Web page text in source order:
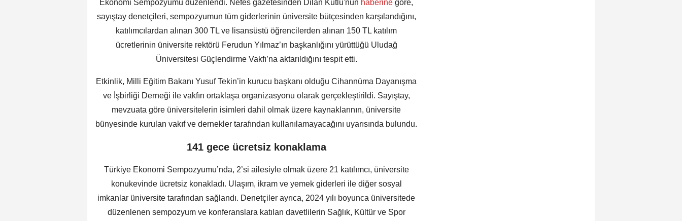
Ekonomi Sempozyumu düzenlendi. Nefes gazetesinden Dilan Kutlu'nun haberine göre,
sayıştay denetçileri, sempozyumun tüm giderlerinin üniversite bütçesinden karşılandığını,
katılımcılardan alınan 300 TL ve lisansüstü öğrencilerden alınan 150 TL katılım
ücretlerinin üniversite rektörü Ferudun Yılmaz’ın başkanlığını yürüttüğü Uludağ
Üniversitesi Güçlendirme Vakfı’na aktarıldığını tespit etti.
Etkinlik, Milli Eğitim Bakanı Yusuf Tekin’in kurucu başkanı olduğu Cihannüma Dayanışma
ve İşbirliği Derneği ile vakfın ortaklaşa organizasyonu olarak gerçekleştirildi. Sayıştay,
mevzuata göre üniversitelerin isimleri dahil olmak üzere kaynaklarının, üniversite
bünyesinde kurulan vakıf ve dernekler tarafından kullanılamayacağını uyarısında bulundu.
141 gece ücretsiz konaklama
Türkiye Ekonomi Sempozyumu’nda, 2’si ailesiyle olmak üzere 21 katılımcı, üniversite
konukevinde ücretsiz konakladı. Ulaşım, ikram ve yemek giderleri ile diğer sosyal
imkanlar üniversite tarafından sağlandı. Denetçiler ayrıca, 2024 yılı boyunca üniversitede
düzenlenen sempozyum ve konferanslara katılan davetlilerin Sağlık, Kültür ve Spor